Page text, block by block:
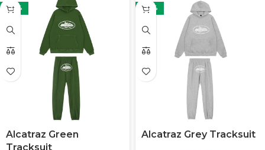
-50%
Alcatraz Green
Tracksuit
-50%
Alcatraz Grey Tracksuit